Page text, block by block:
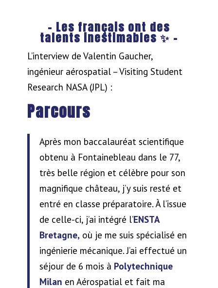
– Les français ont des
talents inestimables ✨ –
L’interview de Valentin Gaucher,
ingénieur aérospatial – Visiting Student
Research NASA (JPL) :
Parcours
Après mon baccalauréat scientifique
obtenu à Fontainebleau dans le 77,
très belle région et célèbre pour son
magnifique château, j’y suis resté et
entré en classe préparatoire. À l’issue
de celle-ci, j’ai intégré l’ENSTA
Bretagne, où je me suis spécialisé en
ingénierie mécanique. J’ai effectué un
séjour de 6 mois à Polytechnique
Milan en Aérospatial et fait ma